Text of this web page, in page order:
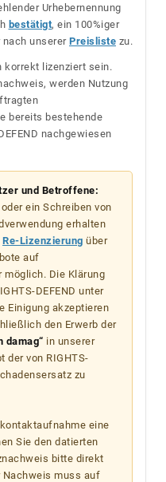
Urhebernennung
bestätigt, ein 100%iger
unserer Preisliste zu.
korrekt lizenziert sein.
werden Nutzung
bereits bestehende
nachgewiesen
und Betroffene:
ein Schreiben von
erhalten
Re-Lizenzierung über
auf
Die Klärung
DEFEND unter
Einigung akzeptieren
den Erwerb der
damag“ in unserer
der von RIGHTS-
zu
eine
Sie den datierten
bitte direkt
Nachweis muss auf